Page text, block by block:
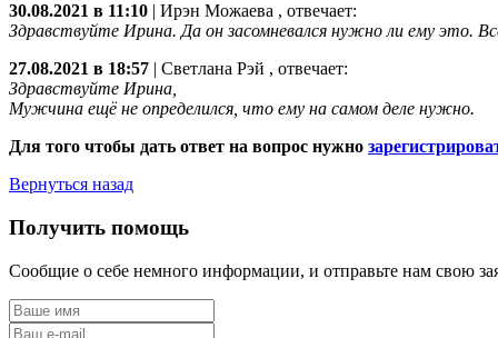
30.08.2021 в 11:10
Ирэн Можаева , отвечает:
Здравствуйте Ирина. Да он засомневался нужно ли ему это.
27.08.2021 в 18:57
Светлана Рэй , отвечает:
Здравствуйте Ирина,
Мужчина ещё не определился, что ему на самом деле нужно.
Для того чтобы дать ответ на вопрос нужно
Вернуться назад
Получить помощь
Сообщие о себе немного информации, и отправьте нам свою